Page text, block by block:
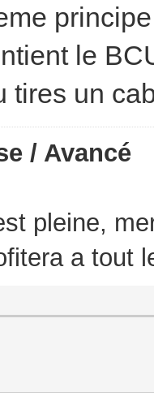
le
tires un
/ Avancé
pleine,
a tout